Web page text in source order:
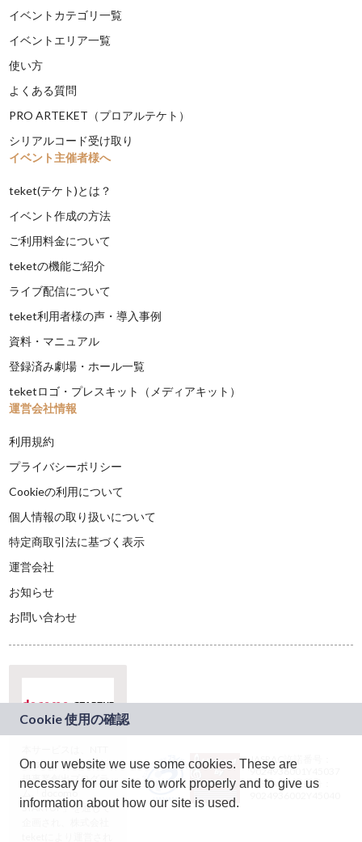
イベントカテゴリ一覧
イベントエリア一覧
使い方
よくある質問
PRO ARTEKET（プロアルテケト）
シリアルコード受け取り
イベント主催者様へ
teket(テケト)とは？
イベント作成の方法
ご利用料金について
teketの機能ご紹介
ライブ配信について
teket利用者様の声・導入事例
資料・マニュアル
登録済み劇場・ホール一覧
teketロゴ・プレスキット（メディアキット）
運営会社情報
利用規約
プライバシーポリシー
Cookieの利用について
個人情報の取り扱いについて
特定商取引法に基づく表示
運営会社
お知らせ
お問い合わせ
ドコモグループの新
規事業創出プログラ
ム「docomo
STARTUP」を通じて
JASRAC許諾番号：
9024936001Y45037
JASRAC許諾番号：
On our website we use some cookies. These are
necessary for our site to work properly and to give us
information about how our site is used.